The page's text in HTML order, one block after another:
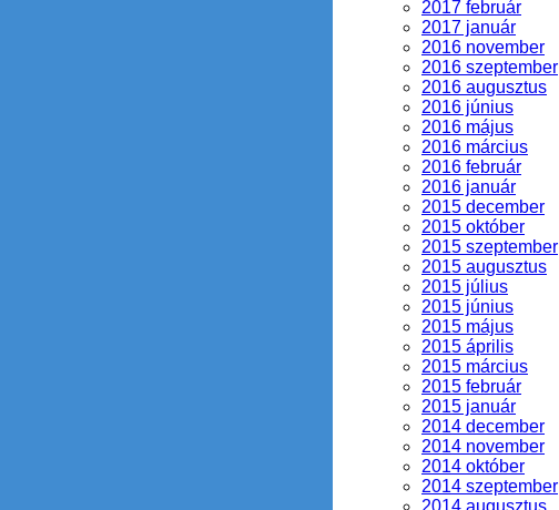
2017 február
2017 január
2016 november
2016 szeptember
2016 augusztus
2016 június
2016 május
2016 március
2016 február
2016 január
2015 december
2015 október
2015 szeptember
2015 augusztus
2015 július
2015 június
2015 május
2015 április
2015 március
2015 február
2015 január
2014 december
2014 november
2014 október
2014 szeptember
2014 augusztus